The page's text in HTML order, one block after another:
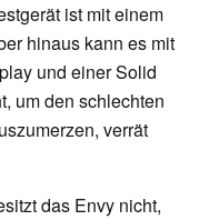
ist mit einem
hinaus kann es mit
und einer Solid
um den schlechten
verrät
das Envy nicht,